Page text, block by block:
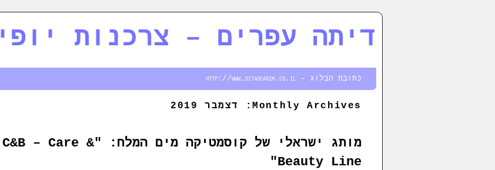
דיתה עפרים – צרכנות יופי
כתובת הבלוג – http://www.ditaofarim.co.il
Monthly Archives: דצמבר 2019
מותג ישראלי של קוסמטיקה מים המלח: "C&B – Care &
Beauty Line"